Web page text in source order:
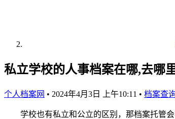
私立学校的人事档案在哪,去哪
个人档案网 • 2024年4月3日 上午10:11 • 档案查
学校也有私立和公立的区别，那档案托管会